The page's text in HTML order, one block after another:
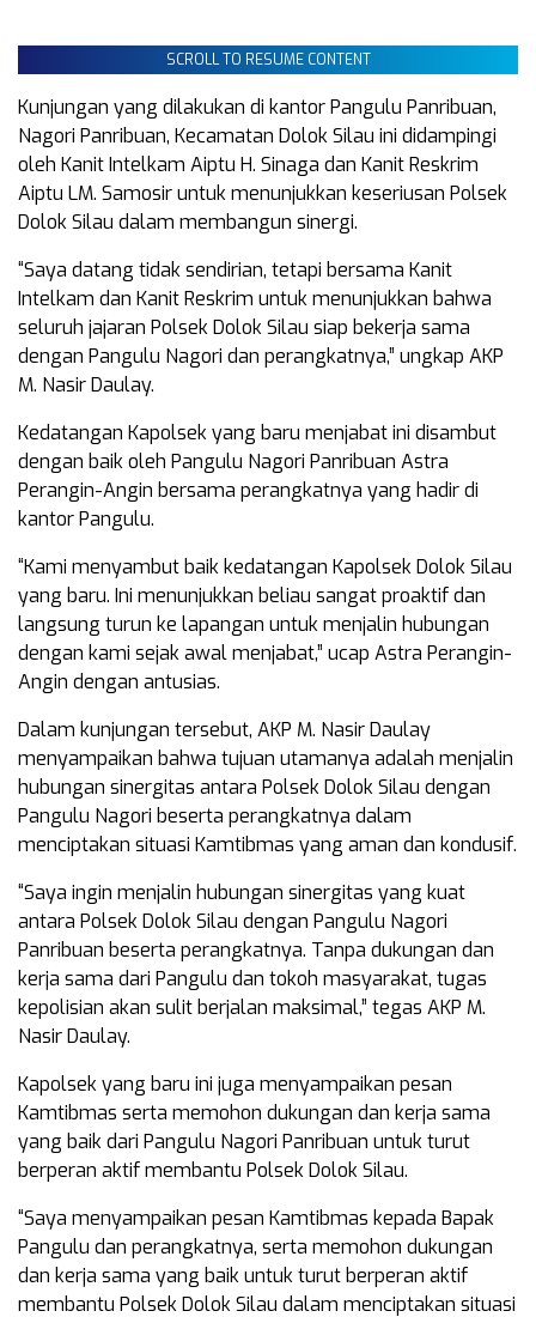
SCROLL TO RESUME CONTENT
Kunjungan yang dilakukan di kantor Pangulu Panribuan,
Nagori Panribuan, Kecamatan Dolok Silau ini didampingi
oleh Kanit Intelkam Aiptu H. Sinaga dan Kanit Reskrim
Aiptu LM. Samosir untuk menunjukkan keseriusan Polsek
Dolok Silau dalam membangun sinergi.
“Saya datang tidak sendirian, tetapi bersama Kanit
Intelkam dan Kanit Reskrim untuk menunjukkan bahwa
seluruh jajaran Polsek Dolok Silau siap bekerja sama
dengan Pangulu Nagori dan perangkatnya,” ungkap AKP
M. Nasir Daulay.
Kedatangan Kapolsek yang baru menjabat ini disambut
dengan baik oleh Pangulu Nagori Panribuan Astra
Perangin-Angin bersama perangkatnya yang hadir di
kantor Pangulu.
“Kami menyambut baik kedatangan Kapolsek Dolok Silau
yang baru. Ini menunjukkan beliau sangat proaktif dan
langsung turun ke lapangan untuk menjalin hubungan
dengan kami sejak awal menjabat,” ucap Astra Perangin-
Angin dengan antusias.
Dalam kunjungan tersebut, AKP M. Nasir Daulay
menyampaikan bahwa tujuan utamanya adalah menjalin
hubungan sinergitas antara Polsek Dolok Silau dengan
Pangulu Nagori beserta perangkatnya dalam
menciptakan situasi Kamtibmas yang aman dan kondusif.
“Saya ingin menjalin hubungan sinergitas yang kuat
antara Polsek Dolok Silau dengan Pangulu Nagori
Panribuan beserta perangkatnya. Tanpa dukungan dan
kerja sama dari Pangulu dan tokoh masyarakat, tugas
kepolisian akan sulit berjalan maksimal,” tegas AKP M.
Nasir Daulay.
Kapolsek yang baru ini juga menyampaikan pesan
Kamtibmas serta memohon dukungan dan kerja sama
yang baik dari Pangulu Nagori Panribuan untuk turut
berperan aktif membantu Polsek Dolok Silau.
“Saya menyampaikan pesan Kamtibmas kepada Bapak
Pangulu dan perangkatnya, serta memohon dukungan
dan kerja sama yang baik untuk turut berperan aktif
membantu Polsek Dolok Silau dalam menciptakan situasi